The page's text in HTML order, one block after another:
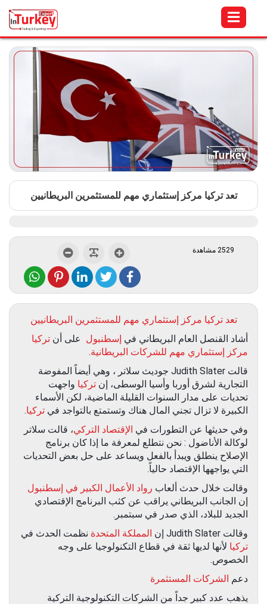
تعد تركيا مركز إستثماري مهم للمستثمرين البريطانيين
2529 مشاهدة
تعد تركيا مركز إستثماري مهم للمستثمرين البريطانيين
أشاد القنصل العام البريطاني في إسطنبول على أن تركيا
مركز إستثماري مهم للشركات البريطانية.
قالت Judith Slater جوديث سلاتر ، وهي أيضاً المفوضة
التجارية لشرق أوربا وأسيا الوسطى، إن تركيا واجهت
تحديات على مدار السنوات القليلة الماضية، لكن الأسماء
الكبيرة لا تزال تجني المال هناك وتستمتع بالتواجد في تركيا.
وفي حديثها عن التطورات في الإقتصاد التركي، قالت سلاتر
لوكالة الأناضول : نحن نتطلع لمعرفة ما إذا كان برنامج
الإصلاح ينطلق ويبدأ بالفعل ويساعد على حل بعض التحديات
التي يواجهها الإقتصاد حالياً.
وقالت خلال حدث ألعاب رواد الأعمال الكبير في إسطنبول
إن الجانب البريطاني يراقب عن كثب البرنامج الإقتصادي
الجديد للبلاد، الذي صدر في سبتمبر.
وقالت Judith Slater إن
المملكة المتحدة نظمت الحدث في
تركيا لأنها لديها ثقة في قطاع التكنولوجيا على وجه
الخصوص.
دعم الشركات المستثمرة
يذهب عدد كبير جداً من الشركات التكنولوجية التركية